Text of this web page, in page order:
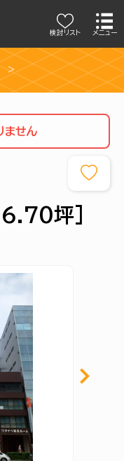
検討リスト メニュー
ません
坪]